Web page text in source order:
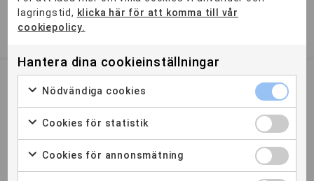
exa...
Fastighetsförvaltare
Öppen
Fastighetsförvaltare är ett av de mest populära yrkesvalen
och efterfrågan är extremt stor. Några av de kvalificerade
ko...
lagringstid, klicka här för att komma till vår
cookiepolicy.
Hantera dina cookieinställningar
Nödvändiga cookies
Cookies för statistik
Cookies för annonsmätning